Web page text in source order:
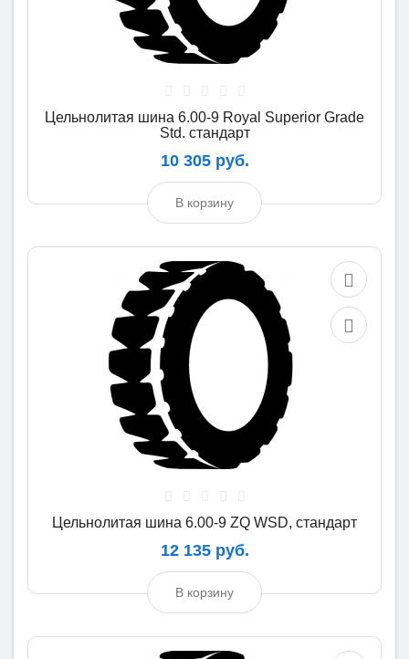
Цельнолитая шина 6.00-9 Royal Superior Grade
Std. стандарт
10 305 руб.
В корзину
Цельнолитая шина 6.00-9 ZQ WSD, стандарт
12 135 руб.
В корзину